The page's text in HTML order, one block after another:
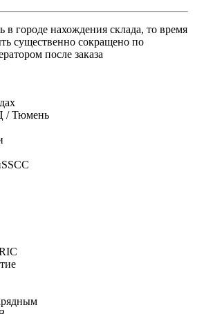
в городе нахождения склада, то время
существенно сокращено по
после заказа
/ Тюмень